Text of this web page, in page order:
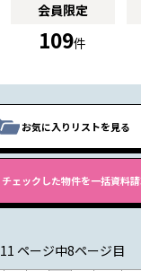
会員限定
109件
お気に入りリストを見る
11 ページ中8ページ目